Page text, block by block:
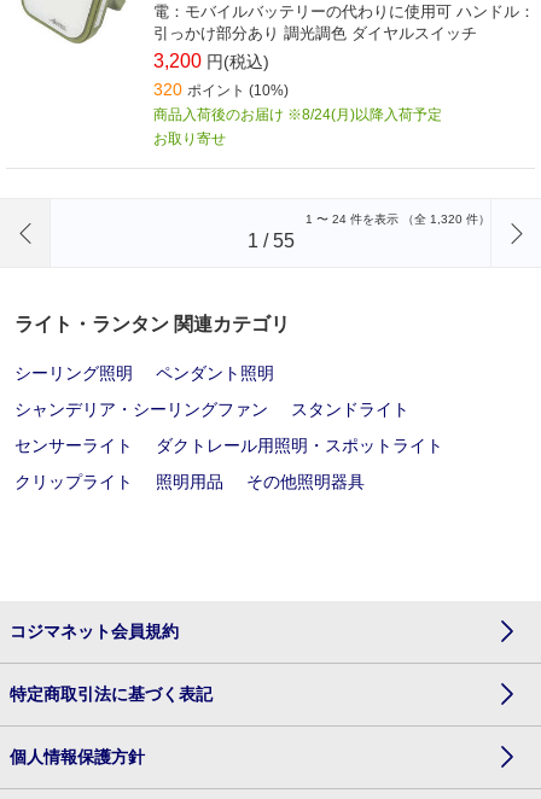
電：モバイルバッテリーの代わりに使用可 ハンドル：
引っかけ部分あり 調光調色 ダイヤルスイッチ
3,200 円(税込)
320 ポイント (10%)
商品入荷後のお届け ※8/24(月)以降入荷予定
お取り寄せ
1 〜 24 件を表示 （全 1,320 件）
1 /55
ライト・ランタン 関連カテゴリ
シーリング照明
ペンダント照明
シャンデリア・シーリングファン
スタンドライト
センサーライト
ダクトレール用照明・スポットライト
クリップライト
照明用品 その他照明器具
コジマネット会員規約
特定商取引法に基づく表記
個人情報保護方針